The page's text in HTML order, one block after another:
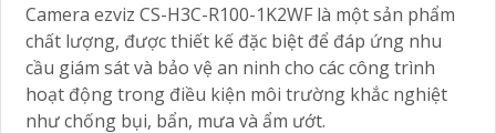
Camera ezviz CS-H3C-R100-1K2WF là một sản phẩm
chất lượng, được thiết kế đặc biệt để đáp ứng nhu
cầu giám sát và bảo vệ an ninh cho các công trình
hoạt động trong điều kiện môi trường khắc nghiệt
như chống bụi, bẩn, mưa và ẩm ướt.